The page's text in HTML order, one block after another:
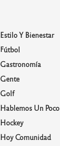
Estilo Y Bienestar
Fútbol
Gastronomía
Gente
Golf
Hablemos Un Poco
Hockey
Hoy Comunidad